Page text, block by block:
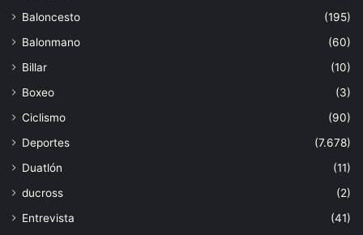
Baloncesto
(195)
Balonmano
(60)
Billar
(10)
Boxeo
(3)
Ciclismo
(90)
Deportes
(7.678)
Duatlón
(11)
ducross
(2)
Entrevista
(41)